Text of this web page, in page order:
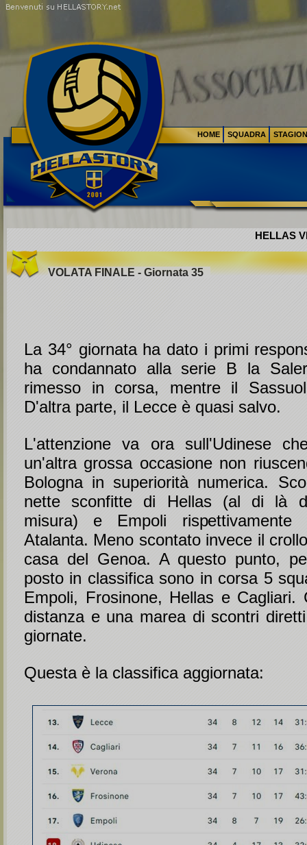
HELLAS
VOLATA FINALE - Giornata 35
La 34° giornata ha dato i primi
ha condannato alla serie B la
rimesso in corsa, mentre il
D'altra parte, il Lecce è quasi salvo.
L'attenzione va ora sull'Udinese
un'altra grossa occasione non
Bologna in superiorità numerica.
nette sconfitte di Hellas (al di là
misura) e Empoli
Atalanta. Meno scontato invece il
casa del Genoa. A questo punto,
posto in classifica sono in corsa 5
Empoli, Frosinone, Hellas e Cagliari.
distanza e una marea di scontri
giornate.
Questa è la classifica aggiornata:
HOME SQUADRA